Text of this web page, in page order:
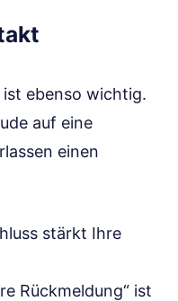
ist ebenso wichtig.
auf eine
einen
stärkt Ihre
Rückmeldung“ ist